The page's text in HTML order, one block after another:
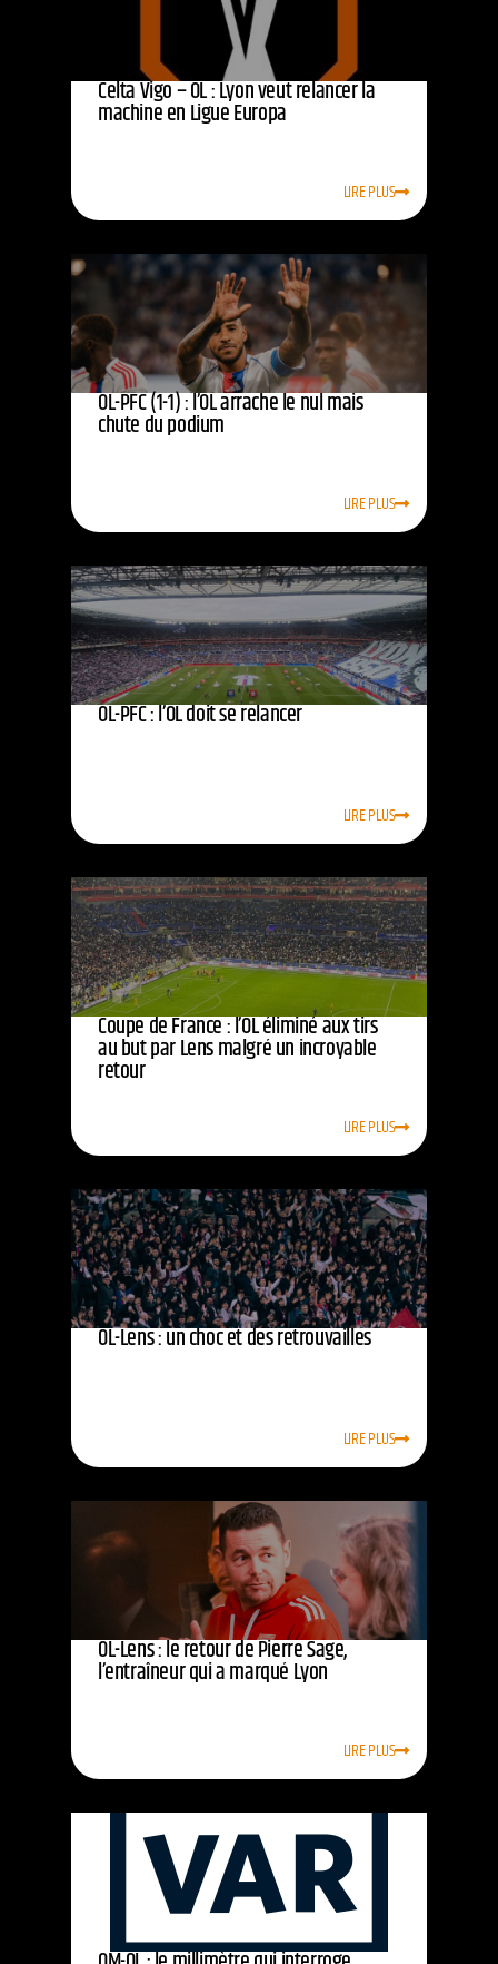
Celta Vigo – OL : Lyon veut relancer la
machine en Ligue Europa
LIRE PLUS
OL-PFC (1-1) : l’OL arrache le nul mais
chute du podium
LIRE PLUS
OL-PFC : l’OL doit se relancer
LIRE PLUS
Coupe de France : l’OL éliminé aux tirs
au but par Lens malgré un incroyable
retour
LIRE PLUS
OL-Lens : un choc et des retrouvailles
LIRE PLUS
OL-Lens : le retour de Pierre Sage,
l’entraîneur qui a marqué Lyon
LIRE PLUS